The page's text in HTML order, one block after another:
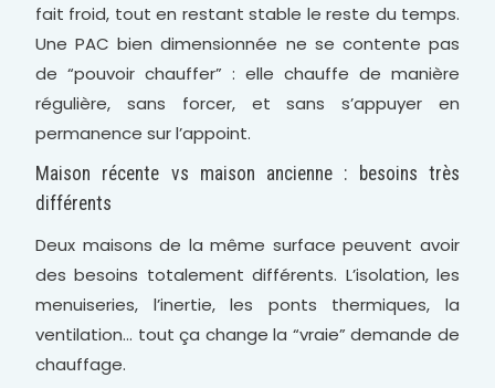
fait froid, tout en restant stable le reste du temps.
Une PAC bien dimensionnée ne se contente pas
de “pouvoir chauffer” : elle chauffe de manière
régulière, sans forcer, et sans s’appuyer en
permanence sur l’appoint.
Maison récente vs maison ancienne : besoins très
différents
Deux maisons de la même surface peuvent avoir
des besoins totalement différents. L’isolation, les
menuiseries, l’inertie, les ponts thermiques, la
ventilation… tout ça change la “vraie” demande de
chauffage.